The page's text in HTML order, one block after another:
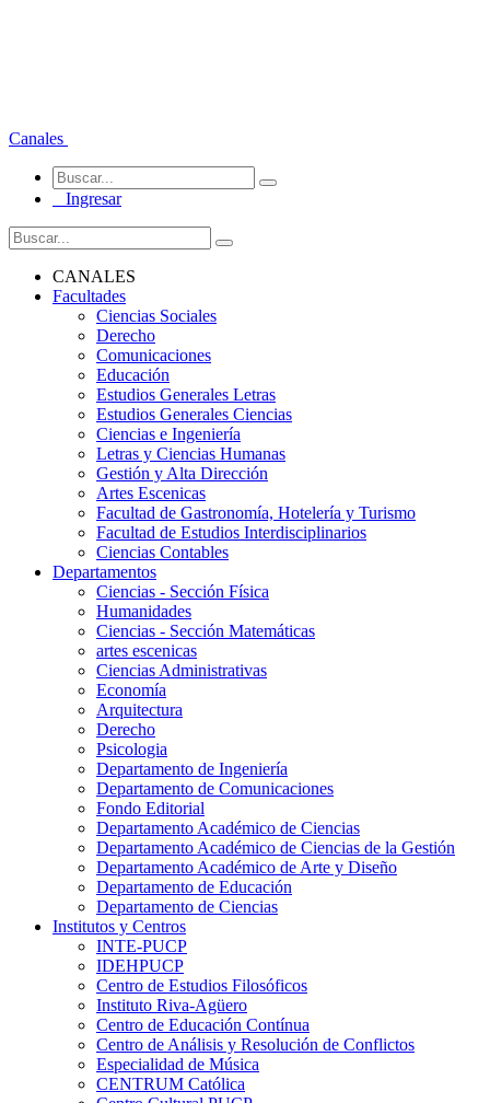
Canales
Ingresar
CANALES
Facultades
Ciencias Sociales
Derecho
Comunicaciones
Educación
Estudios Generales Letras
Estudios Generales Ciencias
Ciencias e Ingeniería
Letras y Ciencias Humanas
Gestión y Alta Dirección
Artes Escenicas
Facultad de Gastronomía, Hotelería y Turismo
Facultad de Estudios Interdisciplinarios
Ciencias Contables
Departamentos
Ciencias - Sección Física
Humanidades
Ciencias - Sección Matemáticas
artes escenicas
Ciencias Administrativas
Economía
Arquitectura
Derecho
Psicologia
Departamento de Ingeniería
Departamento de Comunicaciones
Fondo Editorial
Departamento Académico de Ciencias
Departamento Académico de Ciencias de la Gestión
Departamento Académico de Arte y Diseño
Departamento de Educación
Departamento de Ciencias
Institutos y Centros
INTE-PUCP
IDEHPUCP
Centro de Estudios Filosóficos
Instituto Riva-Agüero
Centro de Educación Contínua
Centro de Análisis y Resolución de Conflictos
Especialidad de Música
CENTRUM Católica